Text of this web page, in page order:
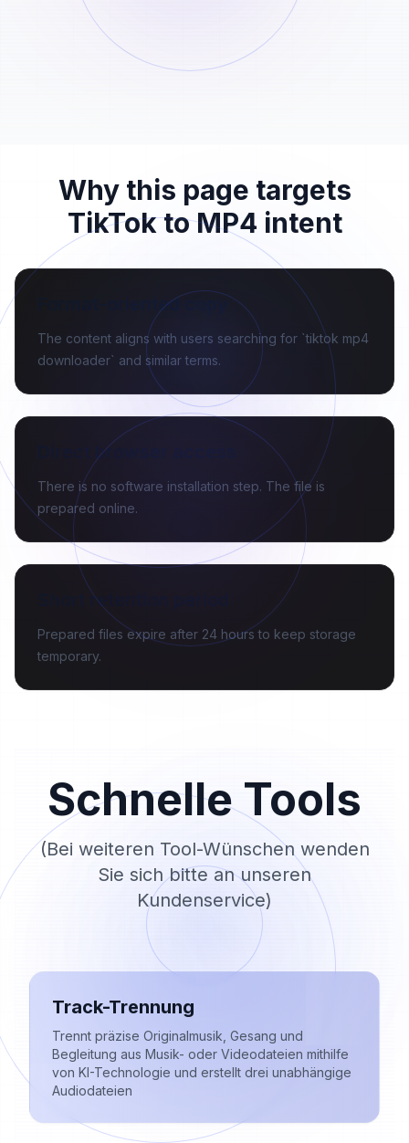
Once processing completes, download the
file immediately or any time within the next
24 hours.
Why this page targets
TikTok to MP4 intent
Format-oriented copy
The content aligns with users searching for `tiktok mp4
downloader` and similar terms.
Direct browser access
There is no software installation step. The file is
prepared online.
Short retention period
Prepared files expire after 24 hours to keep storage
temporary.
Schnelle Tools
(Bei weiteren Tool-Wünschen wenden
Sie sich bitte an unseren
Kundenservice)
Track-Trennung
Trennt präzise Originalmusik, Gesang und
Begleitung aus Musik- oder Videodateien mithilfe
von KI-Technologie und erstellt drei unabhängige
Audiodateien